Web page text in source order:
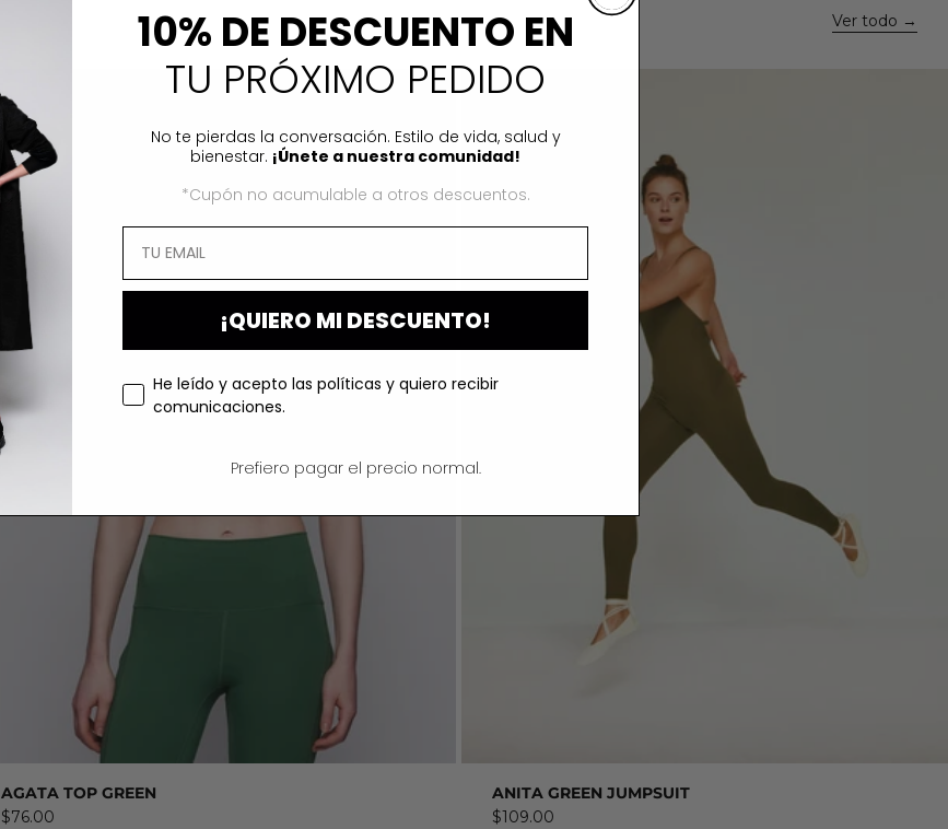
Ver todo
AGATA TOP GREEN
AGATA TOP GREEN
$76.00
ANITA GREEN JUMPSUIT
$109.00
10% DE DESCUENTO EN
TU PRÓXIMO PEDIDO
No te pierdas la conversación. Estilo de vida, salud y
bienestar. ¡Únete a nuestra comunidad!
*Cupón no acumulable a otros descuentos.
¡QUIERO MI DESCUENTO!
He leído y acepto las políticas y quiero recibir
comunicaciones.
Prefiero pagar el precio normal.